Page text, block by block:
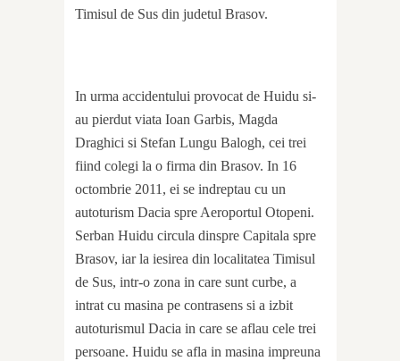
Timisul de Sus din judetul Brasov.
In urma accidentului provocat de Huidu si-
au pierdut viata Ioan Garbis, Magda
Draghici si Stefan Lungu Balogh, cei trei
fiind colegi la o firma din Brasov. In 16
octombrie 2011, ei se indreptau cu un
autoturism Dacia spre Aeroportul Otopeni.
Serban Huidu circula dinspre Capitala spre
Brasov, iar la iesirea din localitatea Timisul
de Sus, intr-o zona in care sunt curbe, a
intrat cu masina pe contrasens si a izbit
autoturismul Dacia in care se aflau cele trei
persoane. Huidu se afla in masina impreuna